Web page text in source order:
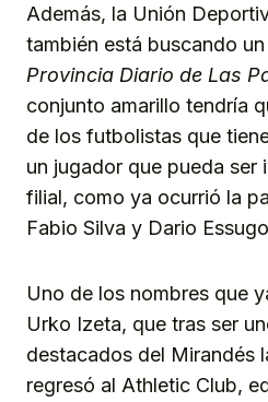
Además, la Unión
también está buscando
Provincia Diario de Las
conjunto amarillo tendría
de los futbolistas que
un jugador que pueda ser
filial, como ya ocurrió la
Fabio Silva y Dario
Uno de los nombres que
Urko Izeta, que tras ser
destacados del Mirandés
regresó al Athletic Club,